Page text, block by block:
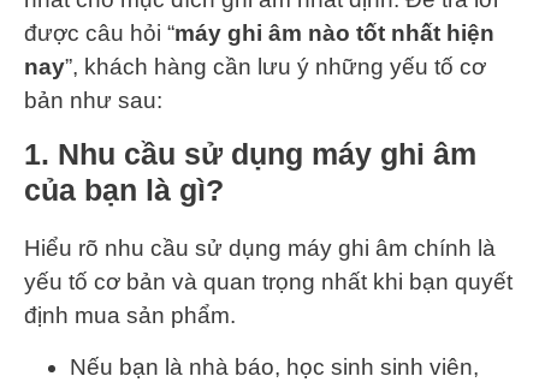
được câu hỏi “máy ghi âm nào tốt nhất hiện
nay”, khách hàng cần lưu ý những yếu tố cơ
bản như sau:
1. Nhu cầu sử dụng máy ghi âm
của bạn là gì?
Hiểu rõ nhu cầu sử dụng máy ghi âm chính là
yếu tố cơ bản và quan trọng nhất khi bạn quyết
định mua sản phẩm.
Nếu bạn là nhà báo, học sinh sinh viên,